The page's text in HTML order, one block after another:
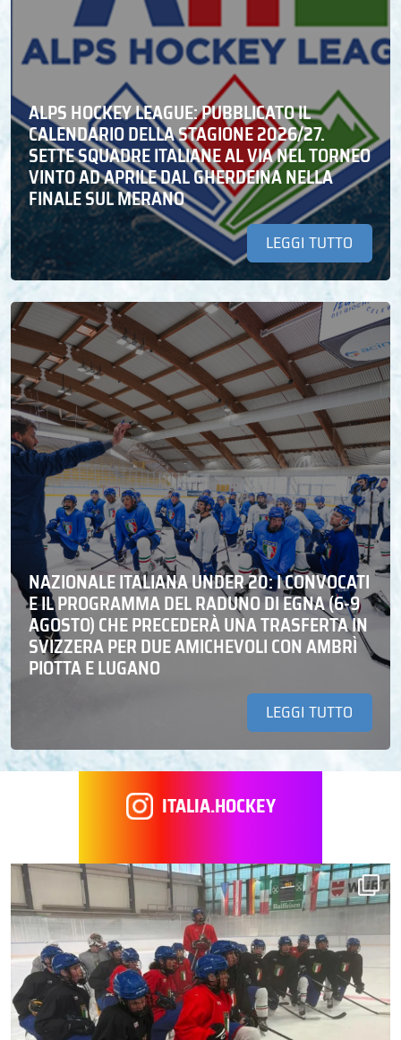
ALPS HOCKEY LEAGUE: PUBBLICATO IL
CALENDARIO DELLA STAGIONE 2026/27.
SETTE SQUADRE ITALIANE AL VIA NEL TORNEO
VINTO AD APRILE DAL GHERDEINA NELLA
FINALE SUL MERANO
LEGGI TUTTO
NAZIONALE ITALIANA UNDER 20: I CONVOCATI
E IL PROGRAMMA DEL RADUNO DI EGNA (6-9
AGOSTO) CHE PRECEDERÀ UNA TRASFERTA IN
SVIZZERA PER DUE AMICHEVOLI CON AMBRÌ
PIOTTA E LUGANO
LEGGI TUTTO
ITALIA.HOCKEY